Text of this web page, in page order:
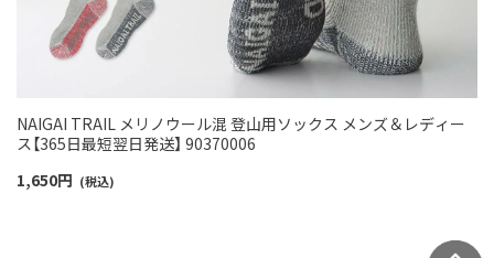
NAIGAI TRAIL メリノウール混 登山用ソックス メンズ＆レディー
ス【365日最短翌日発送】 90370006
1,650円 (税込)